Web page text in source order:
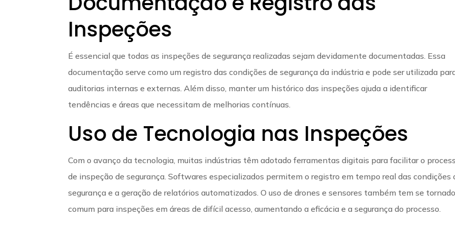
Inspeções
É essencial que todas as inspeções de segurança realizadas sejam devidamente documentadas. Essa
documentação serve como um registro das condições de segurança da indústria e pode ser utilizada
auditorias internas e externas. Além disso, manter um histórico das inspeções ajuda a identificar
tendências e áreas que necessitam de melhorias contínuas.
Uso de Tecnologia nas Inspeções
Com o avanço da tecnologia, muitas indústrias têm adotado ferramentas digitais para facilitar o
de inspeção de segurança. Softwares especializados permitem o registro em tempo real das condições
segurança e a geração de relatórios automatizados. O uso de drones e sensores também tem se tornado
comum para inspeções em áreas de difícil acesso, aumentando a eficácia e a segurança do processo.